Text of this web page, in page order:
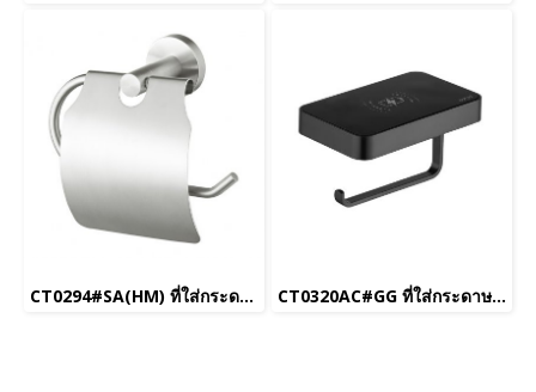
CT0294#SA(HM) ที่ใส่กระดาษชำระแบบมีฝาปิด รุ่น Titus CT0320AC#GG ที่ใส่กระดาษทิชชู่พร้อมที่ชาร์จไฟ รุ่น LENZO